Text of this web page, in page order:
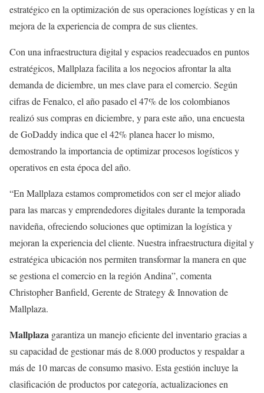
estratégico en la optimización de sus operaciones logísticas y en la
mejora de la experiencia de compra de sus clientes.
Con una infraestructura digital y espacios readecuados en puntos
estratégicos, Mallplaza facilita a los negocios afrontar la alta
demanda de diciembre, un mes clave para el comercio. Según
cifras de Fenalco, el año pasado el 47% de los colombianos
realizó sus compras en diciembre, y para este año, una encuesta
de GoDaddy indica que el 42% planea hacer lo mismo,
demostrando la importancia de optimizar procesos logísticos y
operativos en esta época del año.
“En Mallplaza estamos comprometidos con ser el mejor aliado
para las marcas y emprendedores digitales durante la temporada
navideña, ofreciendo soluciones que optimizan la logística y
mejoran la experiencia del cliente. Nuestra infraestructura digital y
estratégica ubicación nos permiten transformar la manera en que
se gestiona el comercio en la región Andina”, comenta
Christopher Banfield, Gerente de Strategy & Innovation de
Mallplaza.
Mallplaza garantiza un manejo eficiente del inventario gracias a
su capacidad de gestionar más de 8.000 productos y respaldar a
más de 10 marcas de consumo masivo. Esta gestión incluye la
clasificación de productos por categoría, actualizaciones en